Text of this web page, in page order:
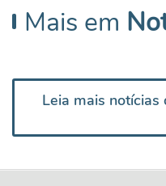
Mais em
Leia mais notícias